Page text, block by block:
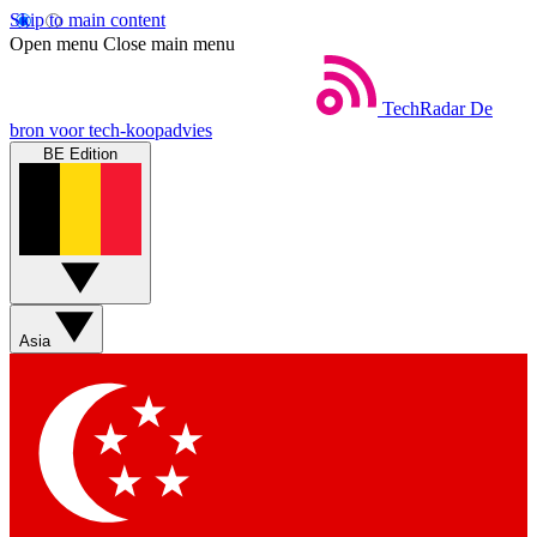
Skip to main content
Open menu Close main menu
TechRadar De
bron voor tech-koopadvies
BE Edition
Asia